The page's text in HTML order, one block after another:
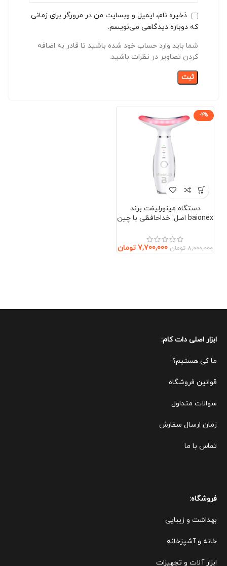
ذخیره نام، ایمیل و وبسایت من در مرورگر برای زمانی
که دوباره دیدگاهی می‌نویسم.
شما باید وارد حساب خود شده باشید تا قادر به اضافه
کردن تصاویر در نظرات باشید.
-4%
دستگاه مینورلیفت برند
baionex اصل: خداحافظی با چین
گردن)
8,000,000 تومان 7,700,000 تومان
ابزار اصلی دات کام:
ما کی هستیم؟
قوانین فروشگاه
سوالات متداول
زمان ارسال سفارش
تماس با ما
فروشگاه:
بهداشت و زیبایی
خانه و آشپزخانه
ابزار آلات و تجهیزات